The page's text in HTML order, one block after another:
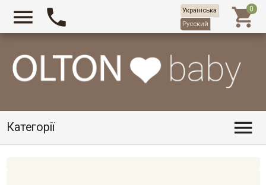
Категорії 
  
Українська
Русский